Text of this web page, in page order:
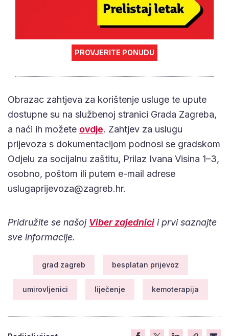
PROVJERITE PONUDU
Obrazac zahtjeva za korištenje usluge te upute
dostupne su na službenoj stranici Grada Zagreba,
a naći ih možete ovdje. Zahtjev za uslugu
prijevoza s dokumentacijom podnosi se gradskom
Odjelu za socijalnu zaštitu, Prilaz Ivana Visina 1–3,
osobno, poštom ili putem e-mail adrese
uslugaprijevoza@zagreb.hr.
Pridružite se našoj Viber zajednici i prvi saznajte
sve informacije.
grad zagreb besplatan prijevoz
umirovljenici liječenje kemoterapija